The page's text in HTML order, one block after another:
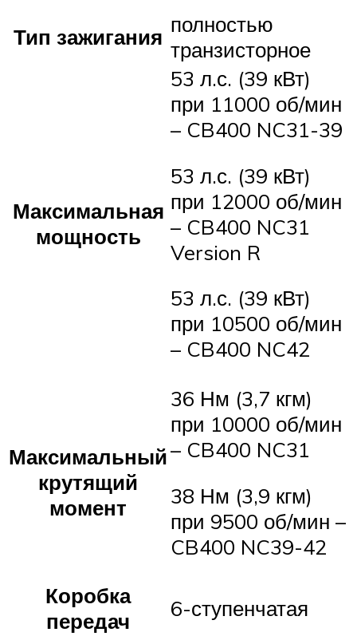
Тип зажигания полностью
транзисторное
Максимальная
мощность
53 л.с. (39 кВт)
при 11000 об/мин
– CB400 NC31-39
53 л.с. (39 кВт)
при 12000 об/мин
– CB400 NC31
Version R
53 л.с. (39 кВт)
при 10500 об/мин
– CB400 NC42
Максимальный
крутящий
момент
36 Нм (3,7 кгм)
при 10000 об/мин
– CB400 NC31
38 Нм (3,9 кгм)
при 9500 об/мин –
CB400 NC39-42
Коробка
передач
6-ступенчатая